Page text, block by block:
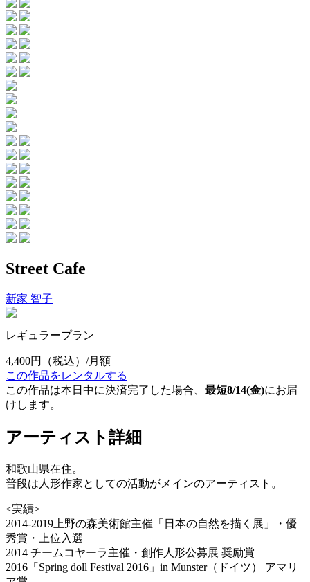
Street Cafe
新家 智子
レギュラープラン
4,400円
（税込）/月額
この作品をレンタルする
この作品は本日中に決済完了した場合、 最短8/14(金)にお届
けします。
アーティスト詳細
和歌山県在住。
普段は人形作家としての活動がメインのアーティスト。
<実績>
2014-2019上野の森美術館主催「日本の自然を描く展」・優
秀賞・上位入選
2014 チームコヤーラ主催・創作人形公募展 奨励賞
2016「Spring doll Festival 2016」in Munster（ドイツ） アマリ